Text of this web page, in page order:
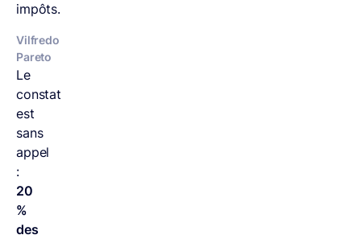
impôts.
Vilfredo
Pareto
Le
constat
est
sans
appel
:
20
%
des